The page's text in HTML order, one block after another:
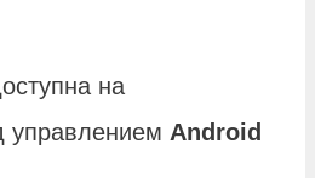
на
управлением Android